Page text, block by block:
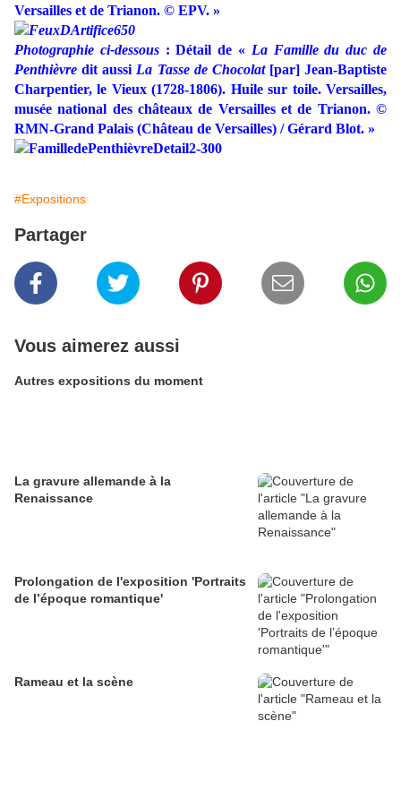
Versailles et de Trianon. © EPV. »
Photographie ci-dessous: Détail de « La Famille du duc de
Penthièvre dit aussi La Tasse de Chocolat[par] Jean‐Baptiste
Charpentier, le Vieux (1728‐1806). Huile sur toile. Versailles,
musée national des châteaux de Versailles et de Trianon. ©
RMN‐Grand Palais (Château de Versailles) / Gérard Blot. »
#Expositions
Partager
Vous aimerez aussi
Autres expositions du moment
La gravure allemande à la
Renaissance
Prolongation de l'exposition 'Portraits
de l’époque romantique'
Rameau et la scène